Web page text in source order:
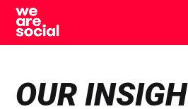
Skip
content
OUR